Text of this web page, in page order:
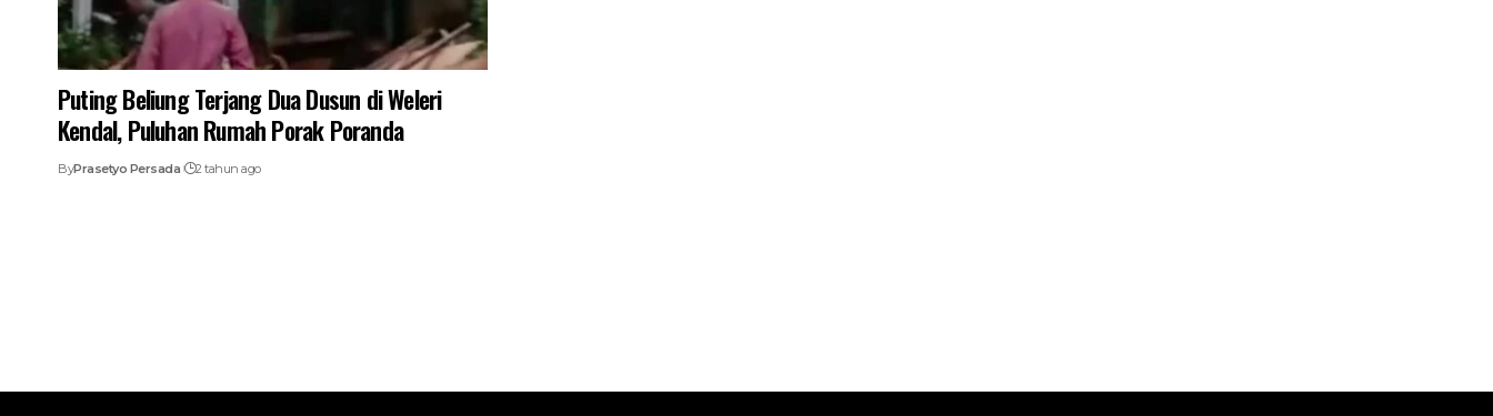
Puting Beliung Terjang Dua Dusun di Weleri
Kendal, Puluhan Rumah Porak Poranda
ByPrasetyo Persada 2 tahun ago